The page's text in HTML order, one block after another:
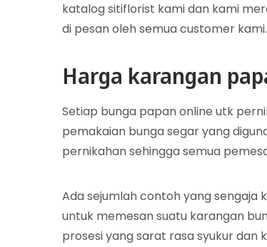
katalog sitiflorist kami dan kami
di pesan oleh semua customer kami.
Harga karangan
Setiap bunga papan online utk
pemakaian bunga segar yang
pernikahan sehingga semua
Ada sejumlah contoh yang sengaja
untuk memesan suatu karangan
prosesi yang sarat rasa syukur dan